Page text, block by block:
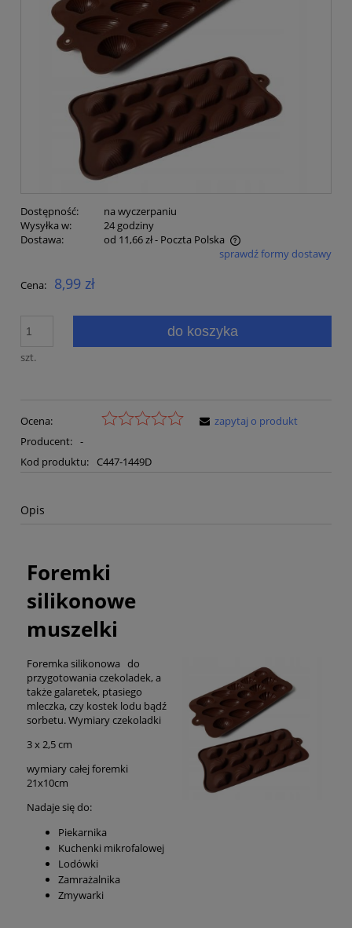
Dostępność:
na wyczerpaniu
Wysyłka w:
24 godziny
Dostawa:
od 11,66 zł- Poczta Polska
Cena nie zawiera ewentualnych kosztów płatnościsprawdź formy dostawy
Cena: 8,99 zł
szt.
do koszyka
Ocena:
Producent: -
Kod produktu:
C447-1449D
zapytaj o produkt
Opis
Foremki
silikonowe
muszelki
Foremka silikonowa do
przygotowania czekoladek, a
także galaretek, ptasiego
mleczka, czy kostek lodu bądź
sorbetu. Wymiary czekoladki
3 x 2,5 cm
wymiary całej foremki
21x10cm
Nadaje się do:
Piekarnika
Kuchenki mikrofalowej
Lodówki
Zamrażalnika
Zmywarki